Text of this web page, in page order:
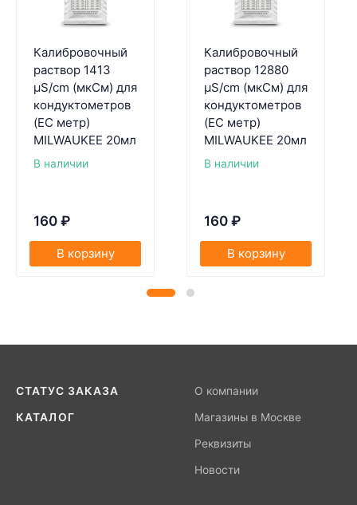
Калибровочный
раствор 1413
µS/cm (мкСм) для
кондуктометров
(EC метр)
MILWAUKEE 20мл
В наличии
160 ₽
В корзину
Калибровочный
раствор 12880
µS/cm (мкСм) для
кондуктометров
(EC метр)
MILWAUKEE 20мл
В наличии
160 ₽
В корзину
СТАТУС ЗАКАЗА
КАТАЛОГ
О компании
Магазины в Москве
Реквизиты
Новости